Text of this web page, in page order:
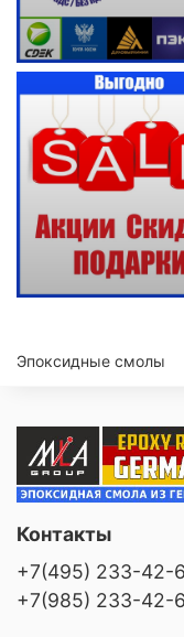
Эпоксидные смолы
Контакты
+7(495) 233-42-
+7(985) 233-42-